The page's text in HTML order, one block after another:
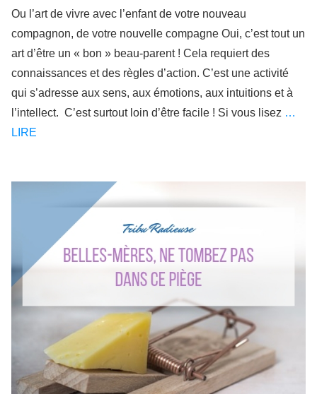
Ou l’art de vivre avec l’enfant de votre nouveau
compagnon, de votre nouvelle compagne Oui, c’est tout un
art d’être un « bon » beau-parent ! Cela requiert des
connaissances et des règles d’action. C’est une activité
qui s’adresse aux sens, aux émotions, aux intuitions et à
l’intellect. C’est surtout loin d’être facile ! Si vous lisez …
LIRE